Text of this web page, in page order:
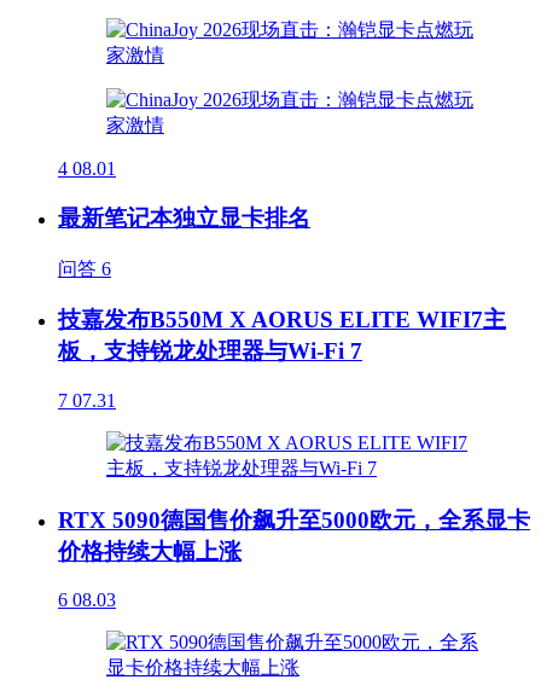
4 08.01
最新笔记本独立显卡排名
问答 6
技嘉发布B550M X AORUS ELITE WIFI7主
板，支持锐龙处理器与Wi-Fi 7
7 07.31
RTX 5090德国售价飙升至5000欧元，全系显卡
价格持续大幅上涨
6 08.03